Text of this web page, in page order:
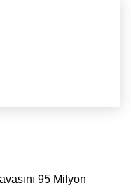
95 Milyon